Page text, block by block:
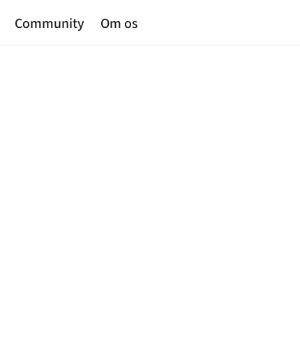
Community Om os